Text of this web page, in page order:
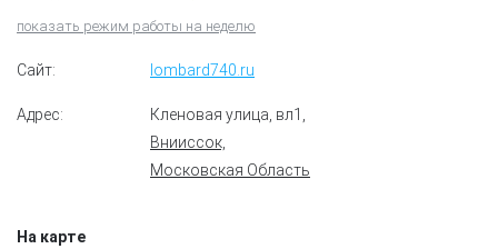
показать режим работы на неделю
Сайт: lombard740.ru
Адрес: Кленовая улица, вл1
Внииссок,
Московская Область
На карте